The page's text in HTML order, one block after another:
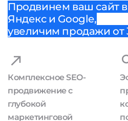
Продвинем ваш сайт в
Яндекс и Google,
увеличим продажи от
Комплексное SEO-
продвижение с
глубокой
маркетинговой